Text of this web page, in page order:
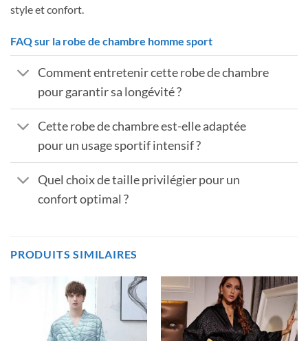
style et confort.
FAQ sur la robe de chambre homme sport
Comment entretenir cette robe de chambre
pour garantir sa longévité ?
Cette robe de chambre est-elle adaptée
pour un usage sportif intensif ?
Quel choix de taille privilégier pour un
confort optimal ?
PRODUITS SIMILAIRES